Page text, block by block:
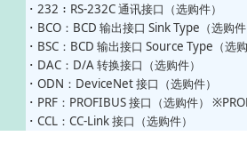
･ 232：RS-232C 通讯接口（选购件）
･ BCO：BCD 输出接口 Sink Type（选购
･ BSC：BCD 输出接口 Source Type（选
･ DAC：D/A 转换接口（选购件）
･ ODN：DeviceNet 接口（选购件）
･ PRF：PROFIBUS 接口（选购件）
･ CCL：CC-Link 接口（选购件）